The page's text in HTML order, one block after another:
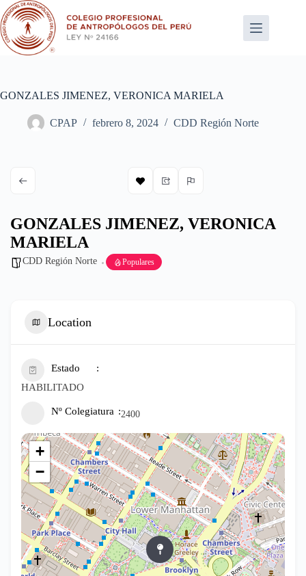
Saltar
al
contenido
GONZALES JIMENEZ, VERONICA MARIELA
CPAP febrero 8, 2024 CDD Región Norte
GONZALES JIMENEZ, VERONICA
MARIELA
CDD Región Norte Populares
Location
Estado
HABILITADO
Nº Colegiatura 2400
+
−